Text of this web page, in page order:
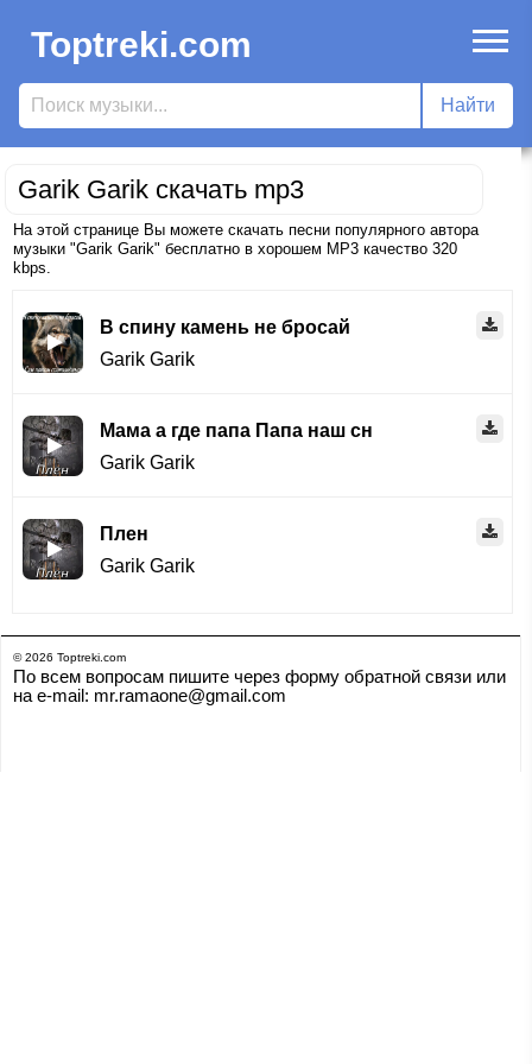
Toptreki.com
Garik Garik скачать mp3
На этой странице Вы можете скачать песни популярного автора
музыки "Garik Garik" бесплатно в хорошем MP3 качество 320
kbps.
В спину камень не бросай
Garik Garik
Мама а где папа Папа наш снимается в кино
Garik Garik
Плен
Garik Garik
© 2026 Toptreki.com
По всем вопросам пишите через форму обратной связи или
на e-mail: mr.ramaone@gmail.com